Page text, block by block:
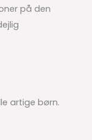
på den
artige børn.